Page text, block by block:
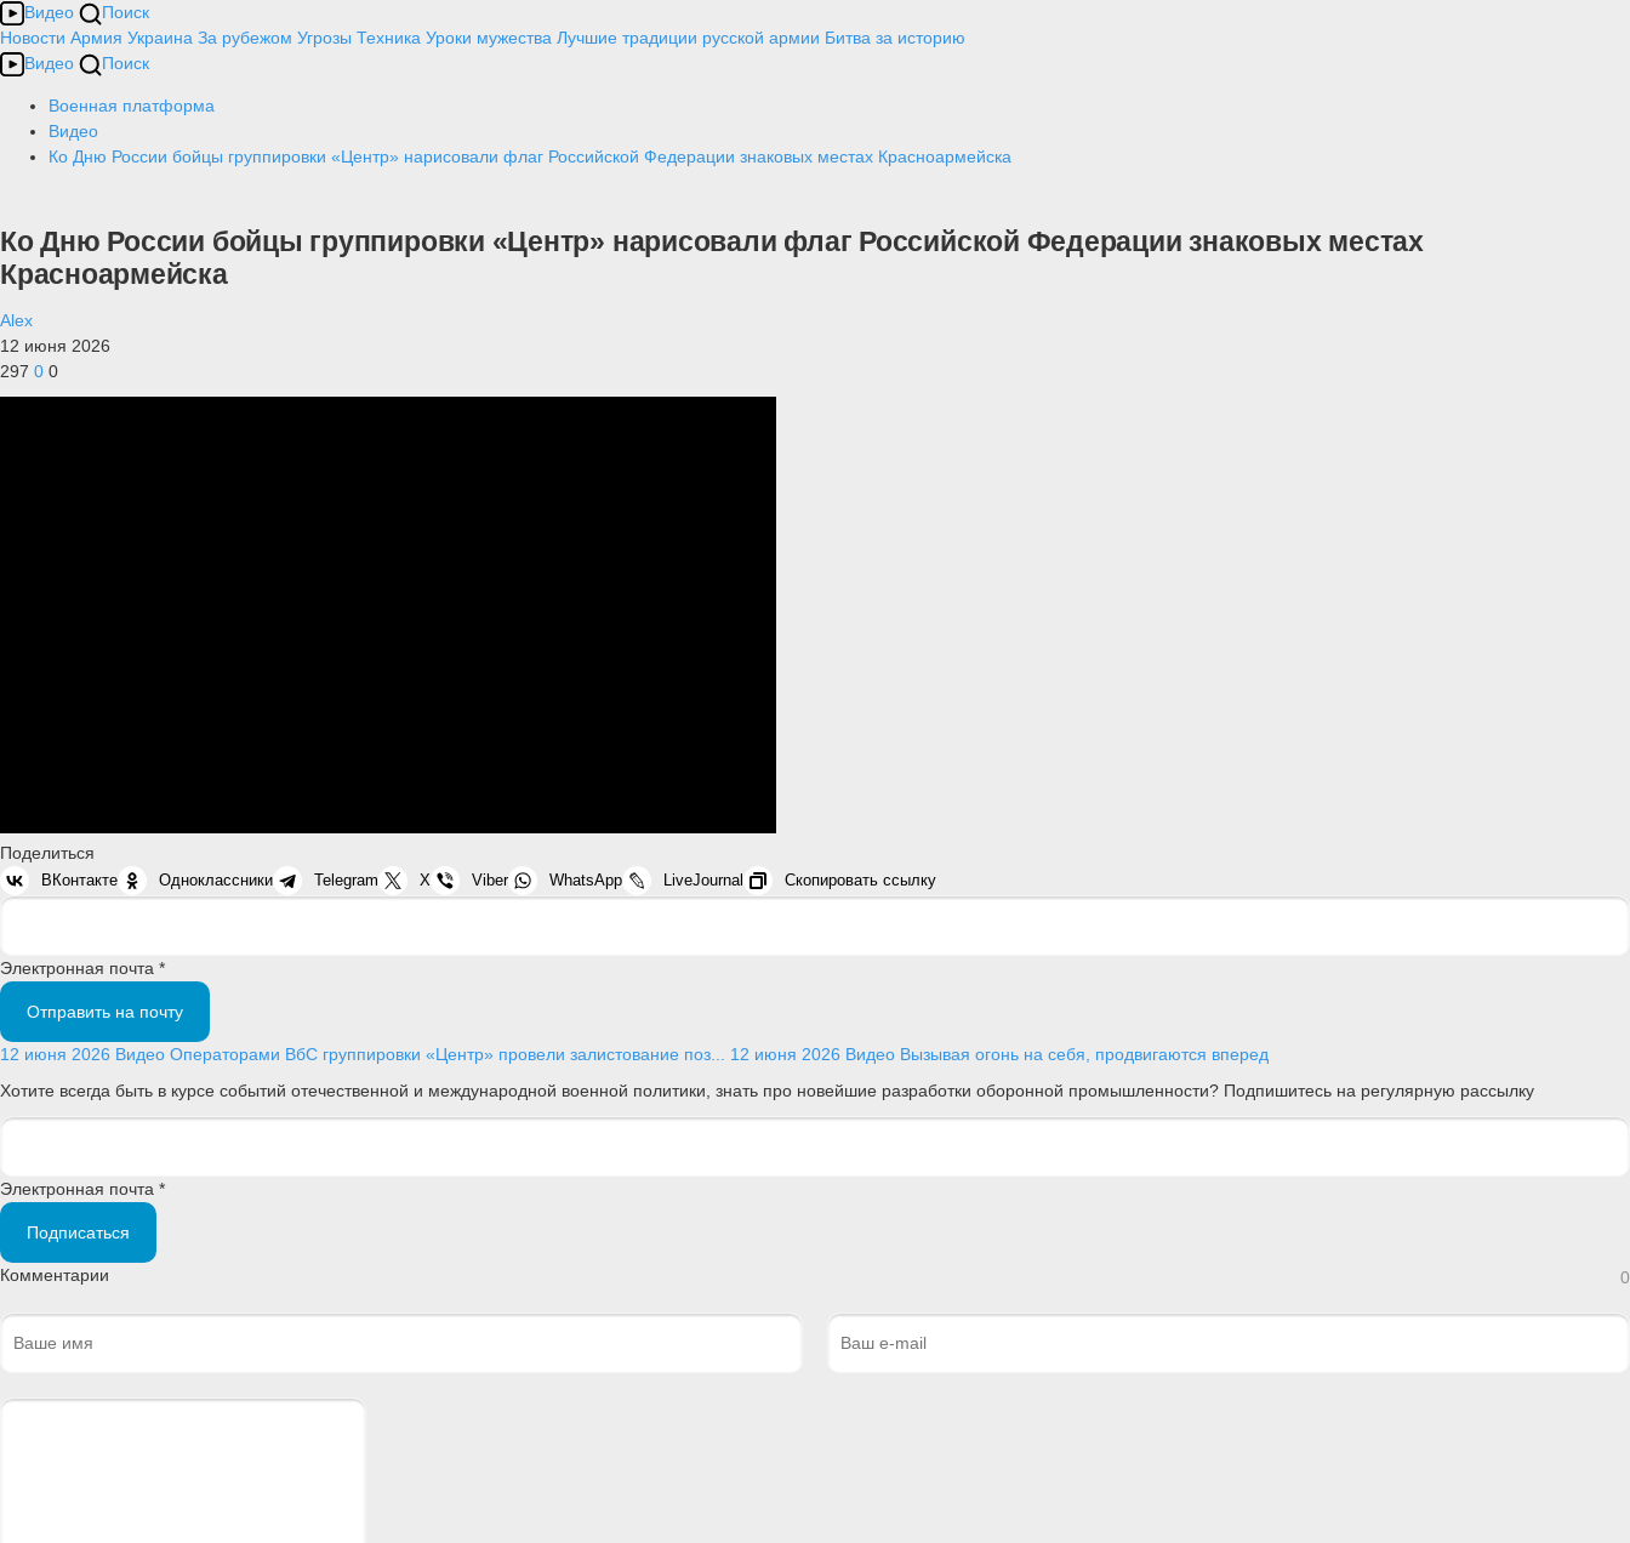
Видео
Поиск
Новости Армия Украина За рубежом Угрозы Техника Уроки мужества Лучшие традиции русской армии Битва за историю
Видео
Поиск
Военная платформа
Видео
Ко Дню России бойцы группировки «Центр» нарисовали флаг Российской Федерации знаковых местах Красноармейска
Ко Дню России бойцы группировки «Центр» нарисовали флаг Российской Федерации знаковых местах
Красноармейска
Alex
12 июня 2026
297 0 0
Поделиться
ВКонтакте Одноклассники Telegram X Viber WhatsApp LiveJournal Скопировать ссылку
Электронная почта *
Отправить на почту
12 июня 2026 Видео Операторами ВбС группировки «Центр» провели залистование поз... 12 июня 2026 Видео Вызывая огонь на себя, продвигаются вперед
Хотите всегда быть в курсе событий отечественной и международной военной политики, знать про новейшие разработки оборонной промышленности? Подпишитесь на регулярную рассылку
Электронная почта *
Подписаться
Комментарии 0